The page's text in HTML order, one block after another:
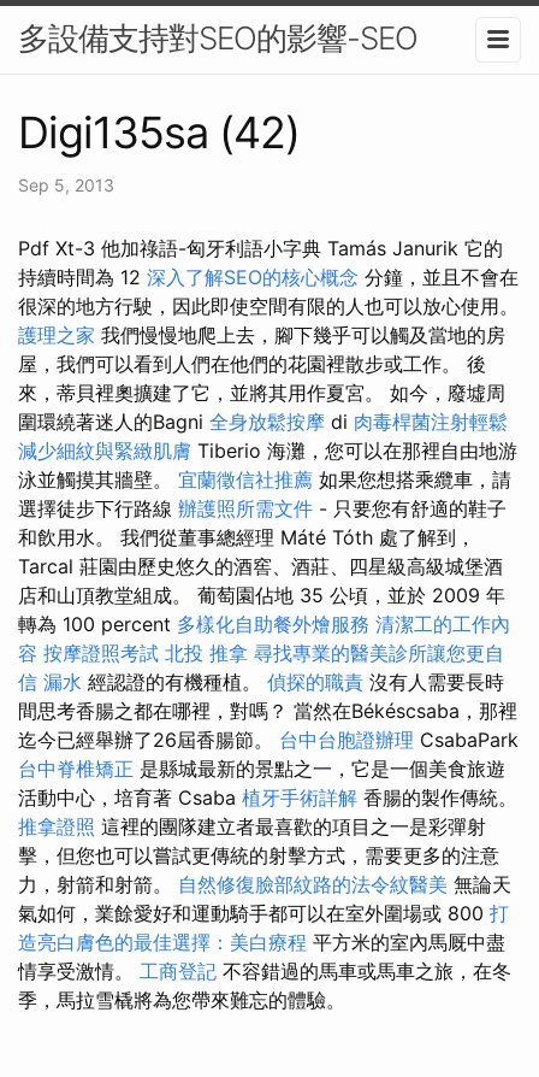
多設備支持對SEO的影響-SEO
Digi135sa (42)
Sep 5, 2013
Pdf Xt-3 他加祿語-匈牙利語小字典 Tamás Janurik 它的
持續時間為 12 深入了解SEO的核心概念 分鐘，並且不會在
很深的地方行駛，因此即使空間有限的人也可以放心使用。
護理之家 我們慢慢地爬上去，腳下幾乎可以觸及當地的房
屋，我們可以看到人們在他們的花園裡散步或工作。 後
來，蒂貝裡奧擴建了它，並將其用作夏宮。 如今，廢墟周
圍環繞著迷人的Bagni 全身放鬆按摩 di 肉毒桿菌注射輕鬆
減少細紋與緊緻肌膚 Tiberio 海灘，您可以在那裡自由地游
泳並觸摸其牆壁。 宜蘭徵信社推薦 如果您想搭乘纜車，請
選擇徒步下行路線 辦護照所需文件 - 只要您有舒適的鞋子
和飲用水。 我們從董事總經理 Máté Tóth 處了解到，
Tarcal 莊園由歷史悠久的酒窖、酒莊、四星級高級城堡酒
店和山頂教堂組成。 葡萄園佔地 35 公頃，並於 2009 年
轉為 100 percent 多樣化自助餐外燴服務 清潔工的工作內
容 按摩證照考試 北投 推拿 尋找專業的醫美診所讓您更自
信 漏水 經認證的有機種植。 偵探的職責 沒有人需要長時
間思考香腸之都在哪裡，對嗎？ 當然在Békéscsaba，那裡
迄今已經舉辦了26屆香腸節。 台中台胞證辦理 CsabaPark
台中脊椎矯正 是縣城最新的景點之一，它是一個美食旅遊
活動中心，培育著 Csaba 植牙手術詳解 香腸的製作傳統。
推拿證照 這裡的團隊建立者最喜歡的項目之一是彩彈射
擊，但您也可以嘗試更傳統的射擊方式，需要更多的注意
力，射箭和射箭。 自然修復臉部紋路的法令紋醫美 無論天
氣如何，業餘愛好和運動騎手都可以在室外圍場或 800 打
造亮白膚色的最佳選擇：美白療程 平方米的室內馬厩中盡
情享受激情。 工商登記 不容錯過的馬車或馬車之旅，在冬
季，馬拉雪橇將為您帶來難忘的體驗。